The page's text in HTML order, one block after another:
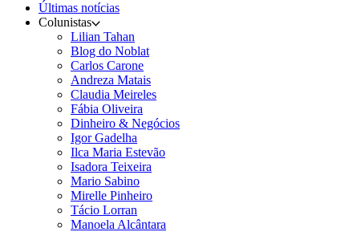
Últimas notícias
Colunistas
Lilian Tahan
Blog do Noblat
Carlos Carone
Andreza Matais
Claudia Meireles
Fábia Oliveira
Dinheiro & Negócios
Igor Gadelha
Ilca Maria Estevão
Isadora Teixeira
Mario Sabino
Mirelle Pinheiro
Tácio Lorran
Manoela Alcântara